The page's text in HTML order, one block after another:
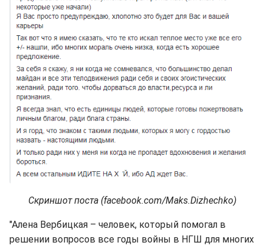
Скриншот поста (facebook.com/Maks.Dizhechko)
"Алена Вербицкая – человек, который помогал в
решении вопросов все годы войны в НГШ для многих